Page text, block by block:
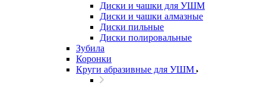
Диски и чашки для УШМ
Диски и чашки алмазные
Диски пильные
Диски полировальные
Зубила
Коронки
Круги абразивные для УШМ